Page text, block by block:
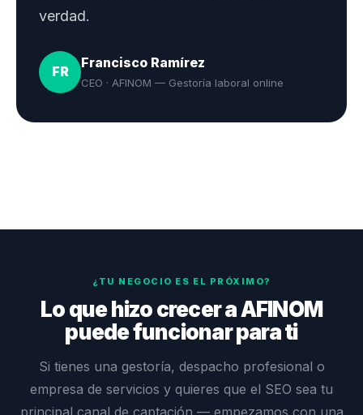
verdad.
FR
Francisco Ramírez
CEO · AFINOM — Gestoría laboral online
¿TU NEGOCIO ES EL PRÓXIMO?
Lo que hizo crecer a AFINOM
puede funcionar para ti
Si tienes una gestoría, despacho profesional o
empresa de servicios y quieres que el SEO sea tu
principal canal de captación — empezamos con una